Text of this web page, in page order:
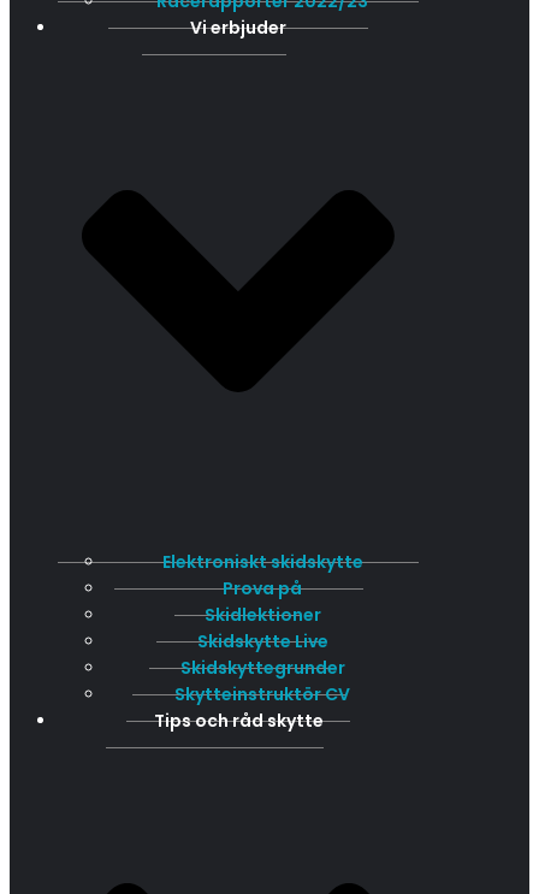
Vi erbjuder
Elektroniskt skidskytte
Prova på
Skidlektioner
Skidskytte Live
Skidskyttegrunder
Skytteinstruktör CV
Tips och råd skytte